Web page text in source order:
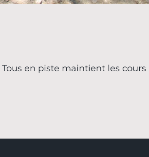
Tous en piste maintient les cours